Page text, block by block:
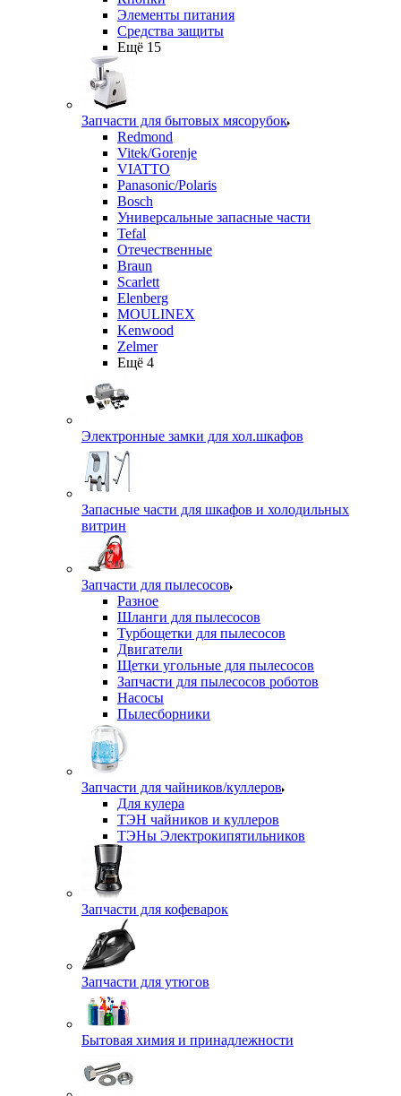
Элементы питания
Средства защиты
Ещё 15
Запчасти для бытовых мясорубок
Redmond
Vitek/Gorenje
VIATTO
Panasonic/Polaris
Bosch
Универсальные запасные части
Tefal
Отечественные
Braun
Scarlett
Elenberg
MOULINEX
Kenwood
Zelmer
Ещё 4
Электронные замки для хол.шкафов
Запасные части для шкафов и холодильных
витрин
Запчасти для пылесосов
Разное
Шланги для пылесосов
Турбощетки для пылесосов
Двигатели
Щетки угольные для пылесосов
Запчасти для пылесосов роботов
Насосы
Пылесборники
Запчасти для чайников/куллеров
Для кулера
ТЭН чайников и куллеров
ТЭНы Электрокипятильников
Запчасти для кофеварок
Запчасти для утюгов
Бытовая химия и принадлежности